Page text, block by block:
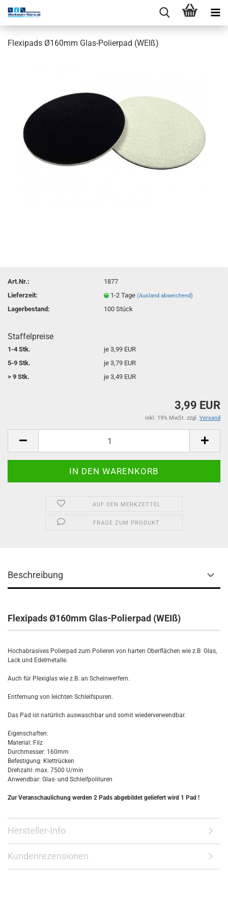
Flexipads Ø160mm Glas-Polierpad (WEIß)
Art.Nr.:
1877
Lieferzeit:
1-2 Tage(Ausland abweichend)
Lagerbestand: 100Stück
Staffelpreise
1-4 Stk.
je 3,99 EUR
5-9 Stk.
je 3,79 EUR
> 9 Stk.
je 3,49 EUR
3,99 EUR
inkl. 19% MwSt. zzgl. Versand
AUF DEN MERKZETTEL
FRAGE ZUM PRODUKT
Beschreibung
Flexipads Ø160mm Glas-Polierpad (WEIß)
Hochabrasives Polierpad zum Polieren von harten Oberflächen wie z.B Glas,
Lack und Edelmetalle.
Auch für Plexiglas wie z.B. an Scheinwerfern.
Entfernung von leichten Schleifspuren.
Das Pad ist natürlich auswaschbar und somit wiederverwendbar.
Eigenschaften:
Material: Filz
Durchmesser: 160mm
Befestigung: Klettrücken
Drehzahl: max. 7500 U/min
Anwendbar: Glas- und Schleifpolituren
Zur Veranschaulichung werden 2 Pads abgebildet geliefert wird 1 Pad !
Hersteller-Info
Kundenrezensionen